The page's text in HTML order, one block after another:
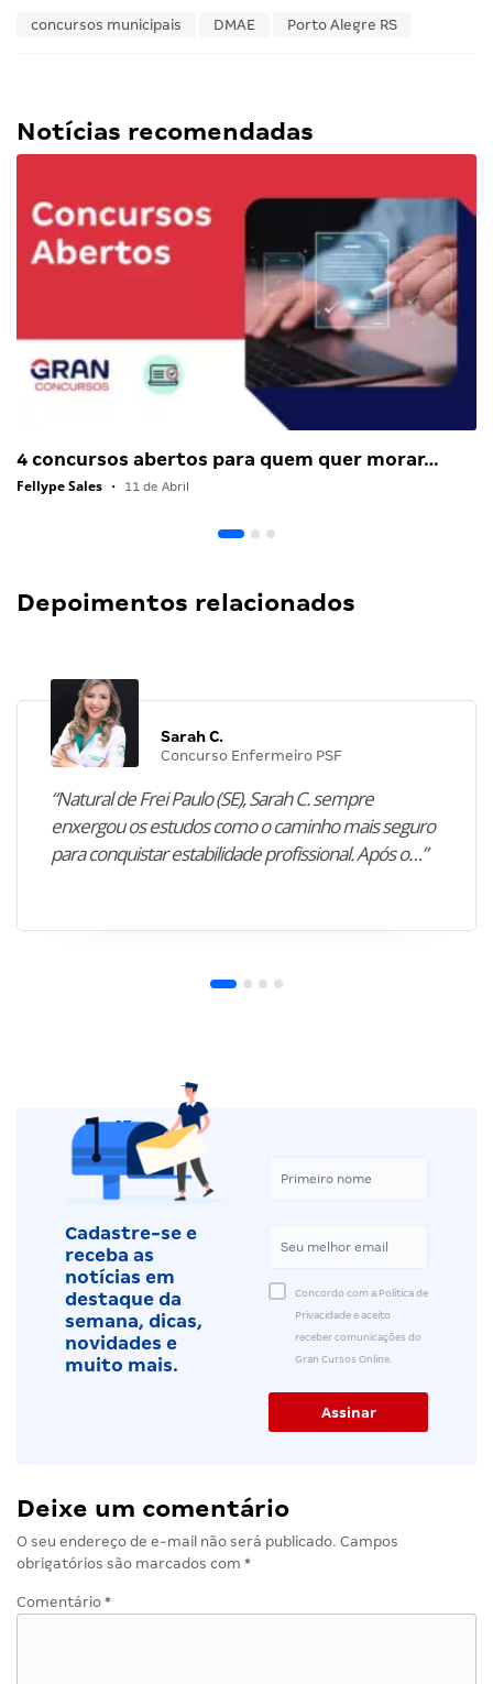
concursos municipais DMAE Porto Alegre RS
Notícias recomendadas
4 concursos abertos para quem quer morar…
Fellype Sales • 11 de Abril
Depoimentos relacionados
Sarah C.
Concurso Enfermeiro PSF
“Natural de Frei Paulo (SE), Sarah C. sempre
enxergou os estudos como o caminho mais seguro
para conquistar estabilidade profissional. Após o…”
Cadastre-se e
receba as
notícias em
destaque da
semana, dicas,
novidades e
muito mais.
Concordo com a Política de
Privacidade e aceito
receber comunicações do
Gran Cursos Online.
Deixe um comentário
O seu endereço de e-mail não será publicado. Campos
obrigatórios são marcados com *
Comentário *